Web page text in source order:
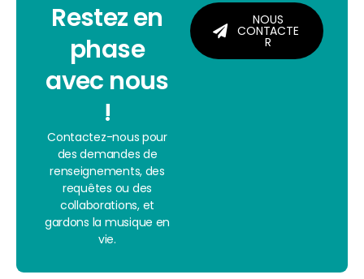
Restez en
phase
avec nous
!
Contactez-nous pour
des demandes de
renseignements, des
requêtes ou des
collaborations, et
gardons la musique en
vie.
NOUS
CONTACTE
R